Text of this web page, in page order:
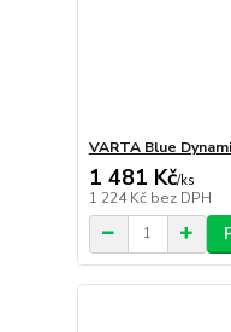
VARTA Blue
1 481 Kč/ks
1 224 Kč bez DPH